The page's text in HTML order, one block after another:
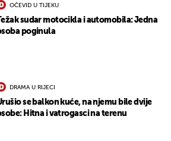
OČEVID U TIJEKU
sudar motocikla i automobila: Jedna
poginula
DRAMA U RIJECI
se balkon kuće, na njemu bile dvije
Hitna i vatrogasci na terenu